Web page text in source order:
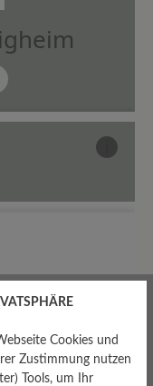
Cookies und
Zustimmung nutzen
Tools, um Ihr